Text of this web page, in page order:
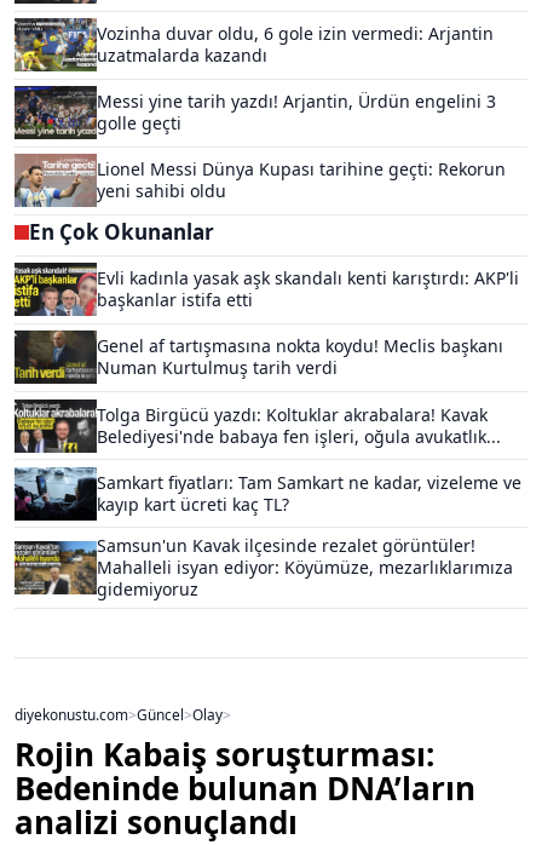
Vozinha duvar oldu, 6 gole izin vermedi: Arjantin
uzatmalarda kazandı
Messi yine tarih yazdı! Arjantin, Ürdün engelini 3
golle geçti
Lionel Messi Dünya Kupası tarihine geçti: Rekorun
yeni sahibi oldu
En Çok Okunanlar
Evli kadınla yasak aşk skandalı kenti karıştırdı: AKP'li
başkanlar istifa etti
Genel af tartışmasına nokta koydu! Meclis başkanı
Numan Kurtulmuş tarih verdi
Tolga Birgücü yazdı: Koltuklar akrabalara! Kavak
Belediyesi'nde babaya fen işleri, oğula avukatlık...
Samkart fiyatları: Tam Samkart ne kadar, vizeleme ve
kayıp kart ücreti kaç TL?
Samsun'un Kavak ilçesinde rezalet görüntüler!
Mahalleli isyan ediyor: Köyümüze, mezarlıklarımıza
gidemiyoruz
diyekonustu.com>Güncel>Olay>
Rojin Kabaiş soruşturması:
Bedeninde bulunan DNA’ların
analizi sonuçlandı